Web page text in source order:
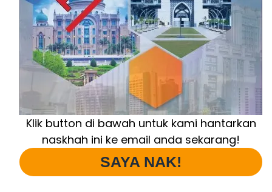
Klik button di bawah untuk kami hantarkan
naskhah ini ke email anda sekarang!
SAYA NAK!